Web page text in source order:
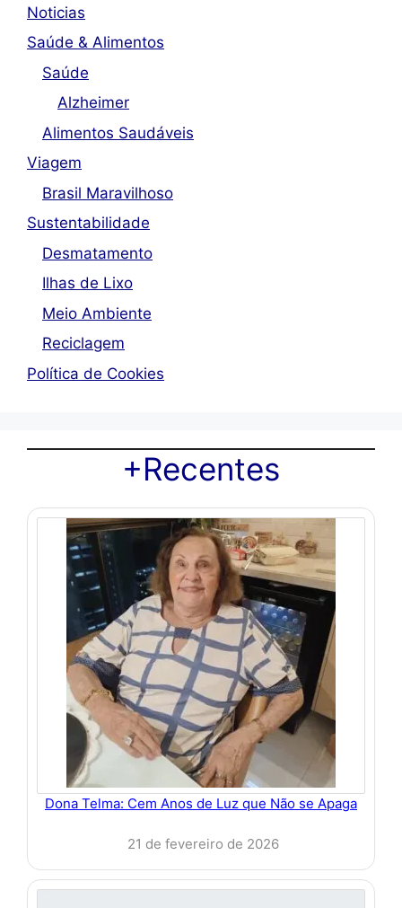
Noticias
Saúde & Alimentos
Saúde
Alzheimer
Alimentos Saudáveis
Viagem
Brasil Maravilhoso
Sustentabilidade
Desmatamento
Ilhas de Lixo
Meio Ambiente
Reciclagem
Política de Cookies
+Recentes
Dona Telma: Cem Anos de Luz que Não se Apaga
21 de fevereiro de 2026